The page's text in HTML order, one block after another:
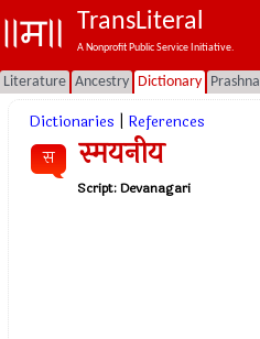
TransLiteral
A Nonprofit Public Service Initiative.
Literature Ancestry Dictionary Prashna
Dictionaries References
स स्मयनीय
Script:Devanagari